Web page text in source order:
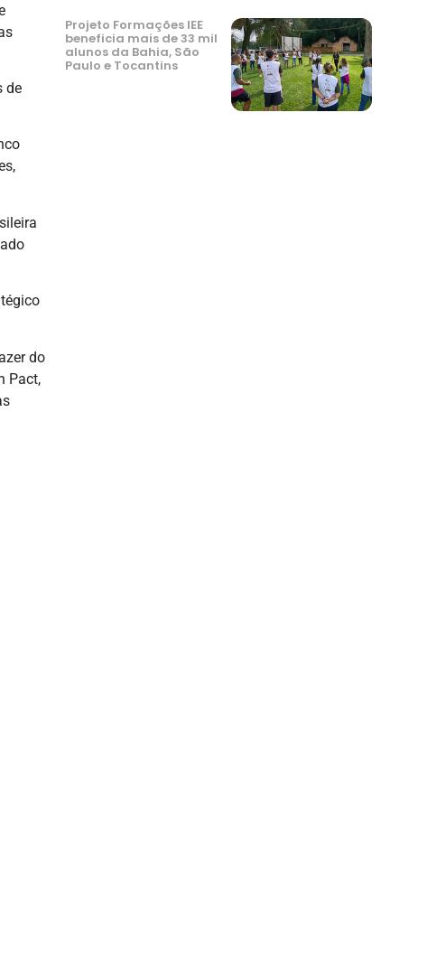
de
do
Pact,
Projeto Formações IEE
beneficia mais de 33 mil
alunos da Bahia, São
Paulo e Tocantins